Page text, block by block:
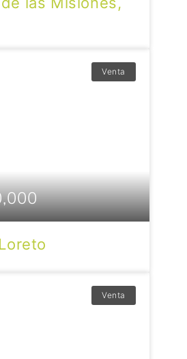
Venta
Venta